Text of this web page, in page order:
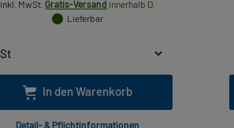
inkl. MwSt. Gratis-Versand innerhalb D.
Lieferbar
In den Warenkorb
Detail- & Pflichtinformationen